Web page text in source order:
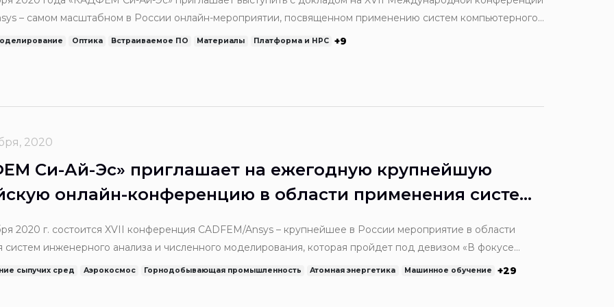
– самом масштабном в России онлайн-мероприятии, посвященном применению систем компьютерного
анализа и численного моделирования, которое пройдет под девизом «В фокусе цифровой
Оптика Встраиваемое ПО Материалы Платформа и HPC +9
2020
Си-Ай-Эс» приглашает на ежегодную крупнейшую
онлайн-конференцию в области применения систем
2020 г. состоится XVII конференция CADFEM/Ansys – крупнейшее в России мероприятие в области
систем инженерного анализа и численного моделирования, которая пройдет под девизом «В фокусе
промышленности», определяющим инженерное численное моделирование как ключевую
сыпучих сред Аэрокосмос Горнодобывающая промышленность Атомная энергетика Машинное обучение +29